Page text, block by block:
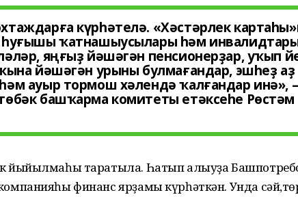
күрһәтелә. «Хәстәрлек
һуғышы ҡатнашыусылары һәм
яңғыҙ йәшәгән пенсионерҙар, уҡып
йәшәгән урыны булмағандар, эшһеҙ аҙ
ауыр тормош хәлендә ҡалғандар инә»,
башҡарма комитеты етәксеһе Рөстәм
йыйылмаһы таратыла. Һатып алыуҙа
финанс ярҙамы күрһәткән. Унда